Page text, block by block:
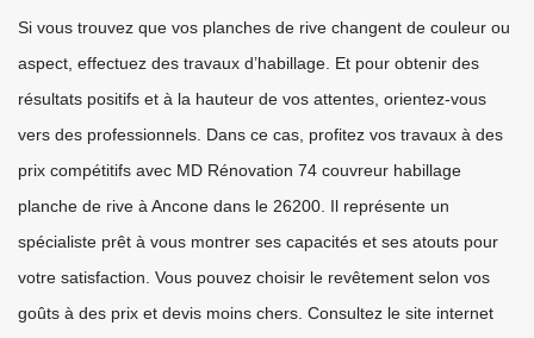
Si vous trouvez que vos planches de rive changent de couleur ou
aspect, effectuez des travaux d’habillage. Et pour obtenir des
résultats positifs et à la hauteur de vos attentes, orientez-vous
vers des professionnels. Dans ce cas, profitez vos travaux à des
prix compétitifs avec MD Rénovation 74 couvreur habillage
planche de rive à Ancone dans le 26200. Il représente un
spécialiste prêt à vous montrer ses capacités et ses atouts pour
votre satisfaction. Vous pouvez choisir le revêtement selon vos
goûts à des prix et devis moins chers. Consultez le site internet